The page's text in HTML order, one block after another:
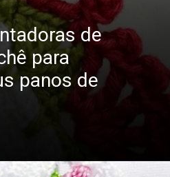
de
para
panos de